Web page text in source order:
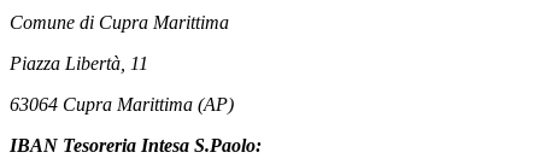
Comune di Cupra Marittima
Piazza Libertà, 11
63064 Cupra Marittima (AP)
IBAN Tesoreria Intesa S.Paolo: